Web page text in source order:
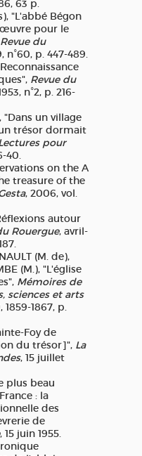
63 p.
"L'abbé Bégon
œuvre pour le
Revue du
n°60, p. 447-489.
Revue du
n°2, p. 216-
"Dans un village
trésor dormait
pour
40.
on the A
treasure of the
, 2006, vol.
autour
Rouergue, avril-
(M. de),
(M.), "L'église
Mémoires de
sciences et arts
1859-1867, p.
Foy de
du trésor]", La
, 15 juillet
plus beau
: la
des
de
, 15 juin 1955.